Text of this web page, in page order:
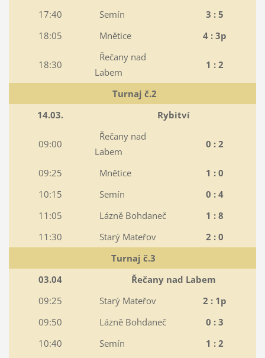
17:40
Semín
3 : 5
18:05
Mnětice 4 : 3p
18:30
Řečany nad
Labem
1 : 2
Turnaj č.2
14.03.
Rybitví
09:00
Řečany nad
Labem
0 : 2
09:25 Mnětice
1 : 0
10:15
Semín
0 : 4
11:05
Lázně Bohdaneč
1 : 8
11:30
Starý Mateřov
2 : 0
Turnaj č.3
03.04
Řečany nad Labem
09:25
Starý Mateřov
2 : 1p
09:50
Lázně Bohdaneč
0 : 3
10:40
Semín
1 : 2